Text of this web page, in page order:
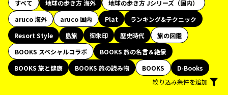
すべて 地球の歩き方 海外
地球の歩き方 Jシリーズ（国内）
aruco 海外
aruco 国内 Plat
ランキング&テクニック
Resort Style
島旅 御朱印 歴史時代
旅の図鑑
BOOKS スペシャルコラボ
BOOKS 旅の名言＆絶景
BOOKS 旅と健康
BOOKS 旅の読み物 BOOKS
D-Books
絞り込み条件を追加